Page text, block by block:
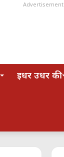
Advertisement
इधर उधर की